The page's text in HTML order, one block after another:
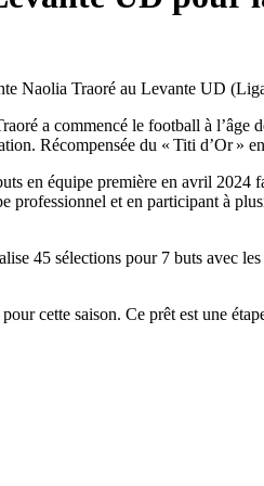
Naolia Traoré au Levante UD
a commencé le football à
Récompensée du « Titi d’Or »
en équipe première en avril
professionnel et en participant à
45 sélections pour 7 buts avec
cette saison. Ce prêt est une